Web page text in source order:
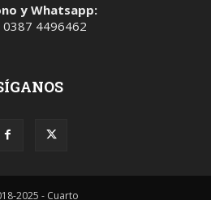
y Whatsapp:
0387 4496462
2025 - Cuarto